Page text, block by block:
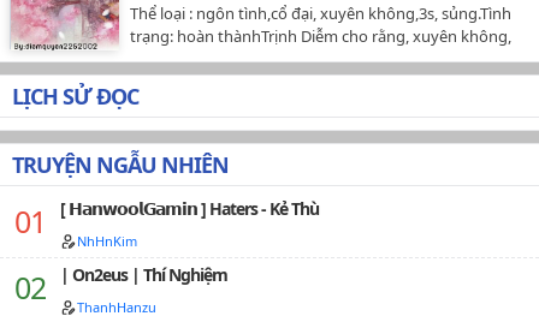
duyên, Pháo hôi, Duyên trời tác hợp, 1v1, Thị giác nữ
chủ, Manh bảo, Dưỡng oa, Niên đại văn📌Bản edit phi
thương mại chưa có sự đồng ý của tác giả, vui lòng
không reup ở nơi khác!📌Đăng tải duy nhất tại
wattpad @Sweetie__Q…
Thể loại : ngôn tình,cổ đại, xuyên không,3s, sủng.Tình
trạng: hoàn thànhTrịnh Diễm cho rằng, xuyên không,
sống một cuộc sống xa lạ, thật ra cũng không quá khó
khăn.Từ khi phổ biến đến nay, các kiểu xuyên không
nhiều vô kể, xem như là đủ thể loại. Xuyên không
mang lại rất nhiều hạnh phúc, chỉ cần bạn có thể được
xuyên không, thì hầu như đã sẵn kinh nghiệm để tham
khảo của đàn anh đàn chị đi trước cả rồi - cứ làm theo
là được.Nhưng mà đó chỉ là hầu như.Bạn nhỏ Trịnh vui
vẻ đến bảy tuổi, mới phát hiện rằng - cha bé là một
gian thần! Lại còn là một gian thần làm không ít
chuyện xấu, đắc tội chẳng ít người.Đàn anh đàn chị
nào có lời nào nói cho bạn nhỏ biết, nên làm gì bây giờ
đây?…
LỊCH SỬ ĐỌC
TRUYỆN NGẪU NHIÊN
[ 𝗛𝗮𝗻𝘄𝗼𝗼𝗹𝗚𝗮𝗺𝗶𝗻 ] Haters - Kẻ Thù
NhHnKim
| On2eus | Thí Nghiệm
ThanhHanzu